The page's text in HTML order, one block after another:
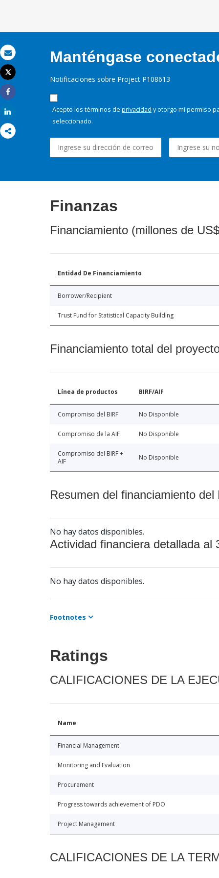
Correo electrónico
Imprimir
Tweet
Share
Manténgase
Notificaciones sobre Project P108613
Acepto los términos de privacidad y otorgo mi permiso
seleccionado.
Finanzas
Financiamiento (millones de
Entidad De Financiamiento
Borrower/Recipient
Trust Fund for Statistical Capacity Building
Financiamiento total del
Línea de productos BIRF/AIF
Compromiso del BIRF No Disponible
Compromiso de la AIF No Disponible
Compromiso del BIRF +
AIF
No Disponible
Resumen del financiamiento
No hay datos disponibles.
Actividad financiera detallada al
No hay datos disponibles.
Footnotes
Ratings
CALIFICACIONES DE LA
Name
Financial Management
Monitoring and Evaluation
Procurement
Progress towards achievement of PDO
Project Management
CALIFICACIONES DE LA